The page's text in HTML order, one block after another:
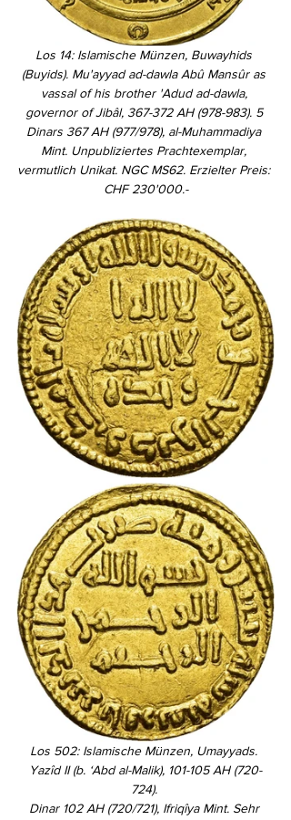
Los 14: Islamische Münzen, Buwayhids
(Buyids). Mu'ayyad ad-dawla Abû Mansûr as
vassal of his brother 'Adud ad-dawla,
governor of Jibâl, 367-372 AH (978-983). 5
Dinars 367 AH (977/978), al-Muhammadiya
Mint. Unpubliziertes Prachtexemplar,
vermutlich Unikat. NGC MS62. Erzielter Preis:
CHF 230'000.-
Los 502: Islamische Münzen, Umayyads.
Yazîd II (b. ‘Abd al-Malik), 101-105 AH (720-
724).
Dinar 102 AH (720/721), Ifriqîya Mint. Sehr